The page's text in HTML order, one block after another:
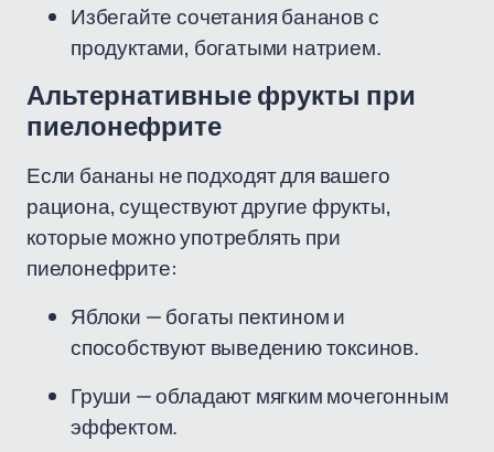
Избегайте сочетания бананов с
продуктами, богатыми натрием.
Альтернативные фрукты при
пиелонефрите
Если бананы не подходят для вашего
рациона, существуют другие фрукты,
которые можно употреблять при
пиелонефрите:
Яблоки — богаты пектином и
способствуют выведению токсинов.
Груши — обладают мягким мочегонным
эффектом.